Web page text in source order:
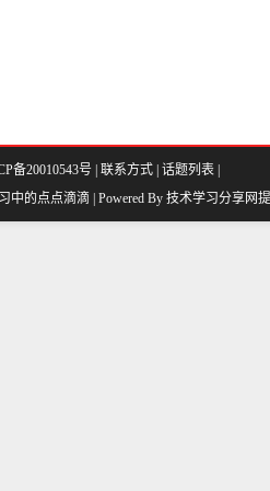
备20010543号 联系方式 话题列表
中的点点滴滴 | Powered By 技术学习分享网